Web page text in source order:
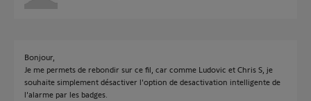
Bonjour,
Je me permets de rebondir sur ce fil, car comme Ludovic et Chris S, je
souhaite simplement désactiver l'option de desactivation intelligente de
l'alarme par les badges.